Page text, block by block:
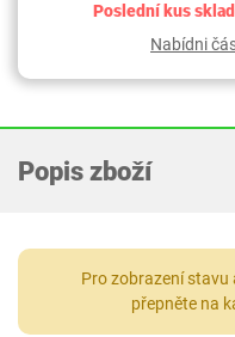
Poslední kus
Nabídni
Popis zboží
Pro zobrazení
přepněte na